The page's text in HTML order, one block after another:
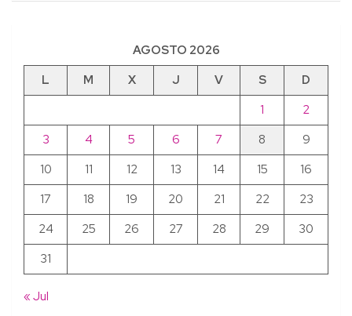
AGOSTO 2026
L
M X J V S
D
1
2
3
4 5 6 7 8
9
10
11 12 13 14 15
16
17
18 19 20 21 22
23
24
25 26 27 28 29
30
31
« Jul